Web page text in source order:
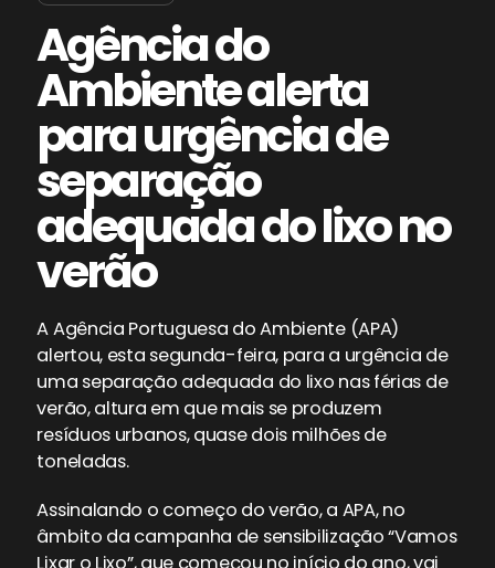
Agência do
Ambiente alerta
para urgência de
separação
adequada do lixo no
verão
A Agência Portuguesa do Ambiente (APA)
alertou, esta segunda-feira, para a urgência de
uma separação adequada do lixo nas férias de
verão, altura em que mais se produzem
resíduos urbanos, quase dois milhões de
toneladas.
Assinalando o começo do verão, a APA, no
âmbito da campanha de sensibilização “Vamos